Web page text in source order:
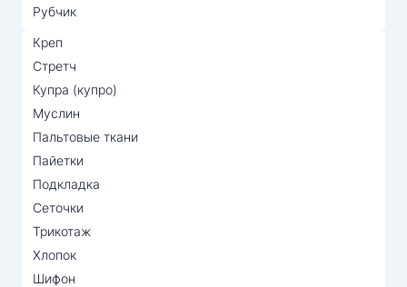
Рубчик
Креп
Стретч
Купра (купро)
Муслин
Пальтовые ткани
Пайетки
Подкладка
Сеточки
Трикотаж
Хлопок
Шифон